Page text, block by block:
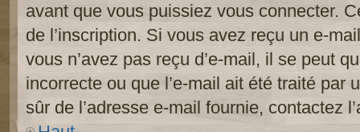
avant que vous puissiez vous connecter.
de l’inscription. Si vous avez reçu un e-
vous n’avez pas reçu d’e-mail, il se peut
incorrecte ou que l’e-mail ait été traité par
sûr de l’adresse e-mail fournie, contactez